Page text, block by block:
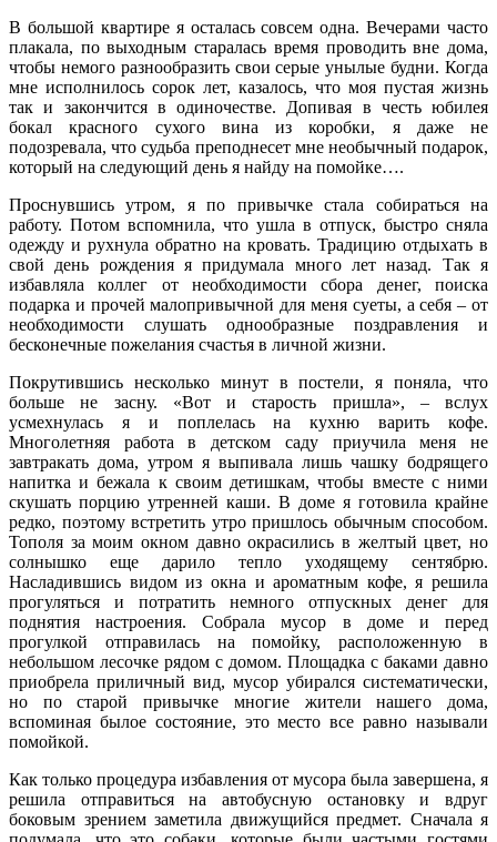
В большой квартире я осталась совсем одна. Вечерами часто
плакала, по выходным старалась время проводить вне дома,
чтобы немого разнообразить свои серые унылые будни. Когда
мне исполнилось сорок лет, казалось, что моя пустая жизнь
так и закончится в одиночестве. Допивая в честь юбилея
бокал красного сухого вина из коробки, я даже не
подозревала, что судьба преподнесет мне необычный подарок,
который на следующий день я найду на помойке….
Проснувшись утром, я по привычке стала собираться на
работу. Потом вспомнила, что ушла в отпуск, быстро сняла
одежду и рухнула обратно на кровать. Традицию отдыхать в
свой день рождения я придумала много лет назад. Так я
избавляла коллег от необходимости сбора денег, поиска
подарка и прочей малопривычной для меня суеты, а себя – от
необходимости слушать однообразные поздравления и
бесконечные пожелания счастья в личной жизни.
Покрутившись несколько минут в постели, я поняла, что
больше не засну. «Вот и старость пришла», – вслух
усмехнулась я и поплелась на кухню варить кофе.
Многолетняя работа в детском саду приучила меня не
завтракать дома, утром я выпивала лишь чашку бодрящего
напитка и бежала к своим детишкам, чтобы вместе с ними
скушать порцию утренней каши. В доме я готовила крайне
редко, поэтому встретить утро пришлось обычным способом.
Тополя за моим окном давно окрасились в желтый цвет, но
солнышко еще дарило тепло уходящему сентябрю.
Насладившись видом из окна и ароматным кофе, я решила
прогуляться и потратить немного отпускных денег для
поднятия настроения. Собрала мусор в доме и перед
прогулкой отправилась на помойку, расположенную в
небольшом лесочке рядом с домом. Площадка с баками давно
приобрела приличный вид, мусор убирался систематически,
но по старой привычке многие жители нашего дома,
вспоминая былое состояние, это место все равно называли
помойкой.
Как только процедура избавления от мусора была завершена, я
решила отправиться на автобусную остановку и вдруг
боковым зрением заметила движущийся предмет. Сначала я